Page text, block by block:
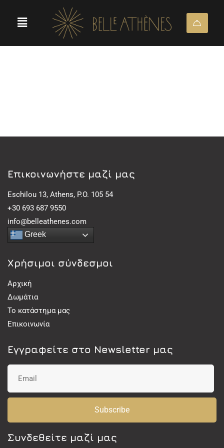
Eπικοινωνήστε μαζί μας
Eschilou 13, Athens, P.O. 105 54
+30 693 687 9550
info@belleathenes.com
Greek
Χρήσιμοι σύνδεσμοι
Αρχική
Δωμάτια
Το κατάστημα μας
Επικοινωνία
Εγγραφείτε στο Newsletter μας
Subscribe
Συνδεθείτε μαζί μας